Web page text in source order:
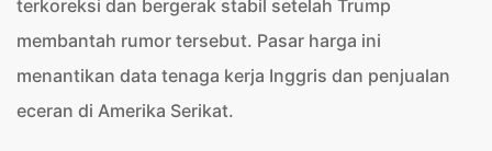
terkoreksi dan bergerak stabil setelah Trump
membantah rumor tersebut. Pasar harga ini
menantikan data tenaga kerja Inggris dan penjualan
eceran di Amerika Serikat.